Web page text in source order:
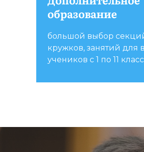
образование
большой выбор
кружков, занятий для
учеников с 1 по 11 класс